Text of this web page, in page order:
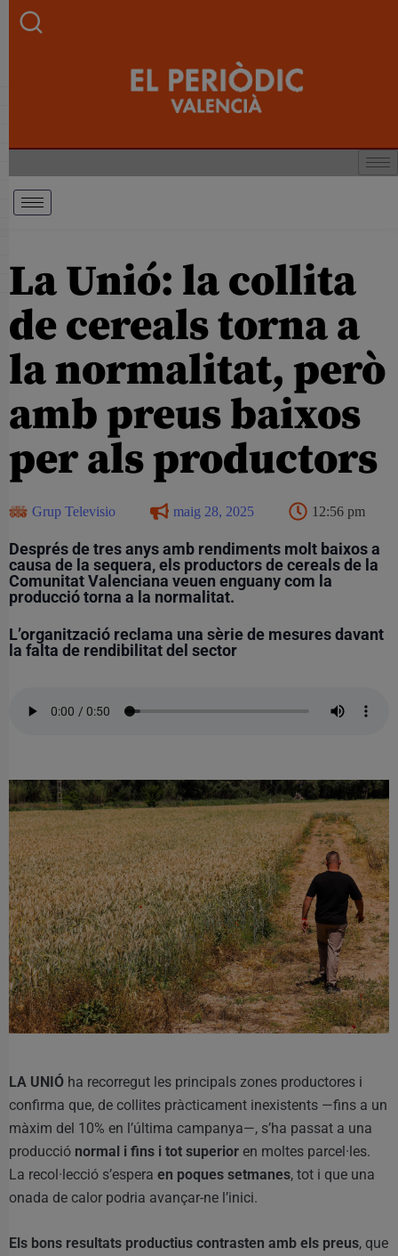
La Unió: la collita
de cereals torna a
la normalitat, però
amb preus baixos
per als productors
Grup Televisio maig 28, 2025 12:56 pm
Després de tres anys amb rendiments molt baixos a
causa de la sequera, els productors de cereals de la
Comunitat Valenciana veuen enguany com la
producció torna a la normalitat.
L’organització reclama una sèrie de mesures davant
la falta de rendibilitat del sector
LA UNIÓ ha recorregut les principals zones productores i
confirma que, de collites pràcticament inexistents —fins a un
màxim del 10% en l’última campanya—, s’ha passat a una
producció normal i fins i tot superior en moltes parcel·les.
La recol·lecció s’espera en poques setmanes, tot i que una
onada de calor podria avançar-ne l’inici.
Els bons resultats productius contrasten amb els preus, que